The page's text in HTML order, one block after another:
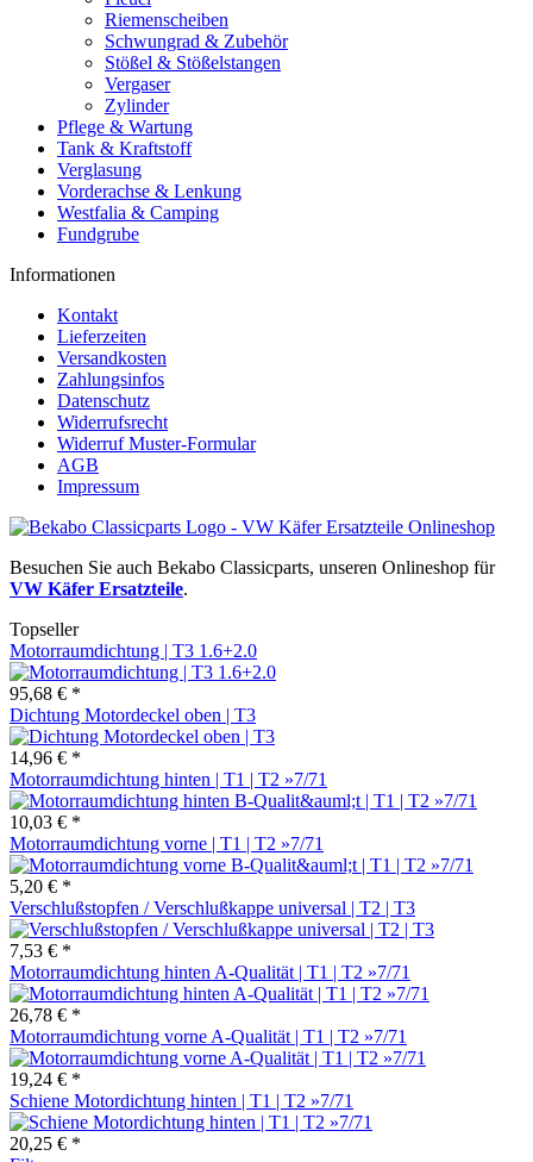
Riemenscheiben
Schwungrad & Zubehör
Stößel & Stößelstangen
Vergaser
Zylinder
Pflege & Wartung
Tank & Kraftstoff
Verglasung
Vorderachse & Lenkung
Westfalia & Camping
Fundgrube
Informationen
Kontakt
Lieferzeiten
Versandkosten
Zahlungsinfos
Datenschutz
Widerrufsrecht
Widerruf Muster-Formular
AGB
Impressum
Besuchen Sie auch Bekabo Classicparts, unseren Onlineshop für
VW Käfer Ersatzteile.
Topseller
Motorraumdichtung | T3 1.6+2.0
95,68 € *
Dichtung Motordeckel oben | T3
14,96 € *
Motorraumdichtung hinten | T1 | T2 »7/71
10,03 € *
Motorraumdichtung vorne | T1 | T2 »7/71
5,20 € *
Verschlußstopfen / Verschlußkappe universal | T2 | T3
7,53 € *
Motorraumdichtung hinten A-Qualität | T1 | T2 »7/71
26,78 € *
Motorraumdichtung vorne A-Qualität | T1 | T2 »7/71
19,24 € *
Schiene Motordichtung hinten | T1 | T2 »7/71
20,25 € *